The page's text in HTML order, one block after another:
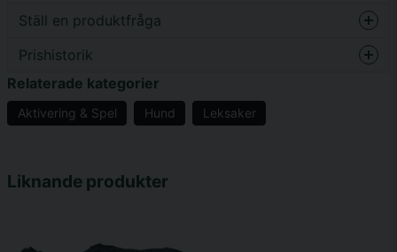
Ställ en produktfråga
question
Prishistorik
Relaterade kategorier
Aktivering & Spel Hund Leksaker
Liknande produkter